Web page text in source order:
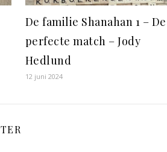
De familie Shanahan 1 – De
perfecte match – Jody
Hedlund
12 juni 2024